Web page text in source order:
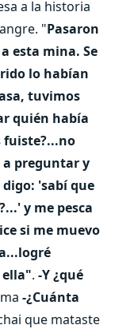
a la historia
"Pasaron
esta mina. Se
lo habían
tuvimos
quién había
fuiste?...no
a preguntar y
digo: 'sabí que
y me pesca
si me muevo
ella". -Y ¿qué
-¿Cuánta
que mataste